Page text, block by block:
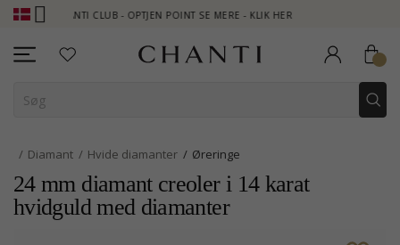
CHANTI CLUB - OPTJEN POINT SE MERE - KLIK HER
Diamant Hvide diamanter Øreringe
24 mm diamant creoler i 14 karat
hvidguld med diamanter